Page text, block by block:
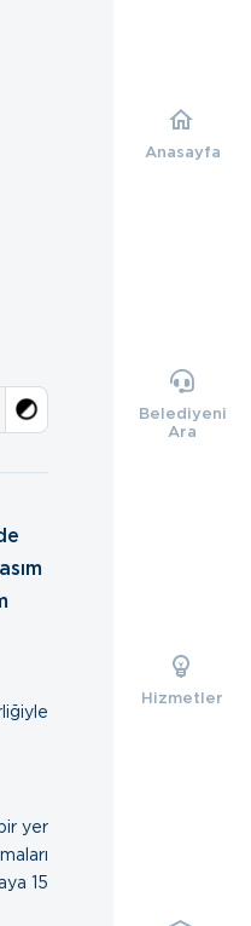
yer
15
Anasayfa
Belediyeni
Ara
Hizmetler